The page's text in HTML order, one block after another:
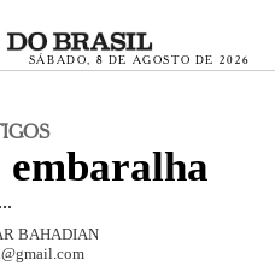
SÁBADO, 8 DE AGOSTO DE 2026
embaralha
...
BAHADIAN